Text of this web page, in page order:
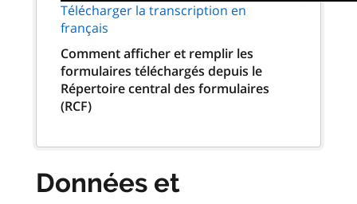
Télécharger la transcription en
français
Comment afficher et remplir les
formulaires téléchargés depuis le
Répertoire central des formulaires
(RCF)
Données et